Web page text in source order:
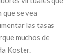
se vea
las tasas
muchos de
Koster.